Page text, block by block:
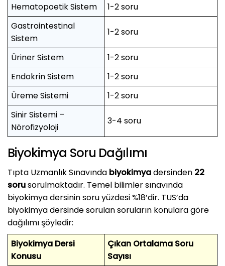
Hematopoetik Sistem
1-2 soru
Gastrointestinal
Sistem
1-2 soru
Üriner Sistem
1-2 soru
Endokrin Sistem
1-2 soru
Üreme Sistemi
1-2 soru
Sinir Sistemi –
Nörofizyoloji
3-4 soru
Biyokimya Soru Dağılımı
Tıpta Uzmanlık Sınavında biyokimyadersinden 22
sorusorulmaktadır. Temel bilimler sınavında
biyokimya dersinin soru yüzdesi %18’dir. TUS’da
biyokimya dersinde sorulan soruların konulara göre
dağılımı şöyledir:
Biyokimya Dersi
Konusu
Çıkan Ortalama Soru
Sayısı